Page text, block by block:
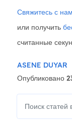
Свяжитесь с
или получить
считанные
ASENE DUYAR
Опубликовано